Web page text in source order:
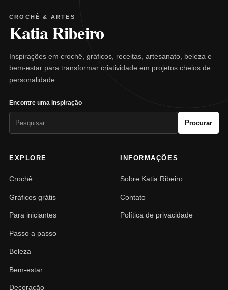
CROCHÊ & ARTES
Katia Ribeiro
Inspirações em crochê, gráficos, receitas, artesanato, beleza e
bem-estar para transformar criatividade em projetos cheios de
personalidade.
Encontre uma inspiração
Procurar
EXPLORE
Crochê
Gráficos grátis
Para iniciantes
Passo a passo
Beleza
Bem-estar
Decoração
INFORMAÇÕES
Sobre Katia Ribeiro
Contato
Política de privacidade